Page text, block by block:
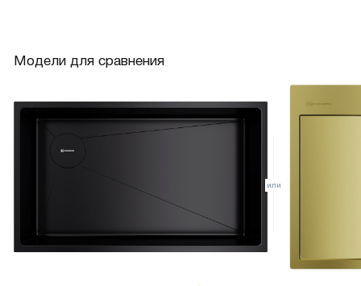
Модели для сравнения